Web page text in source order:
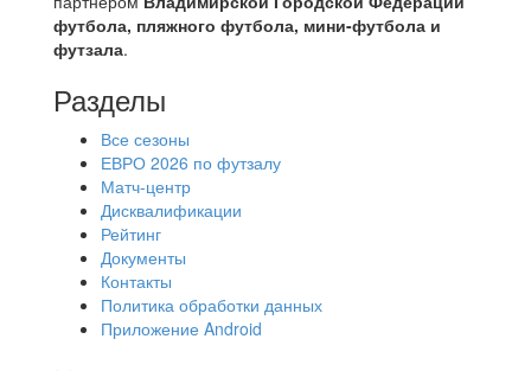
футбола, пляжного футбола, мини-футбола и
футзала.
Разделы
Все сезоны
ЕВРО 2026 по футзалу
Матч-центр
Дисквалификации
Рейтинг
Документы
Контакты
Политика обработки данных
Приложение Android